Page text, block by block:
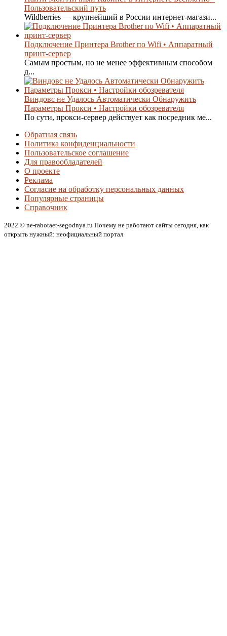
Пользовательский путь
Wildberries — крупнейший в России интернет-магази...
Подключение Принтера Brother по Wifi • Аппаратный
принт-сервер
Самым простым, но не менее эффективным способом
д...
Виндовс не Удалось Автоматически Обнаружить
Параметры Прокси • Настройки обозревателя
По сути, прокси-сервер действует как посредник ме...
Обратная связь
Политика конфиденциальности
Пользовательское соглашение
Для правообладателей
О проекте
Реклама
Согласие на обработку персональных данных
Популярные страницы
Справочник
2022 © ne-rabotaet-segodnya.ru Почему не работают сайты сегодня, как
открыть нужный: неофициальный портал